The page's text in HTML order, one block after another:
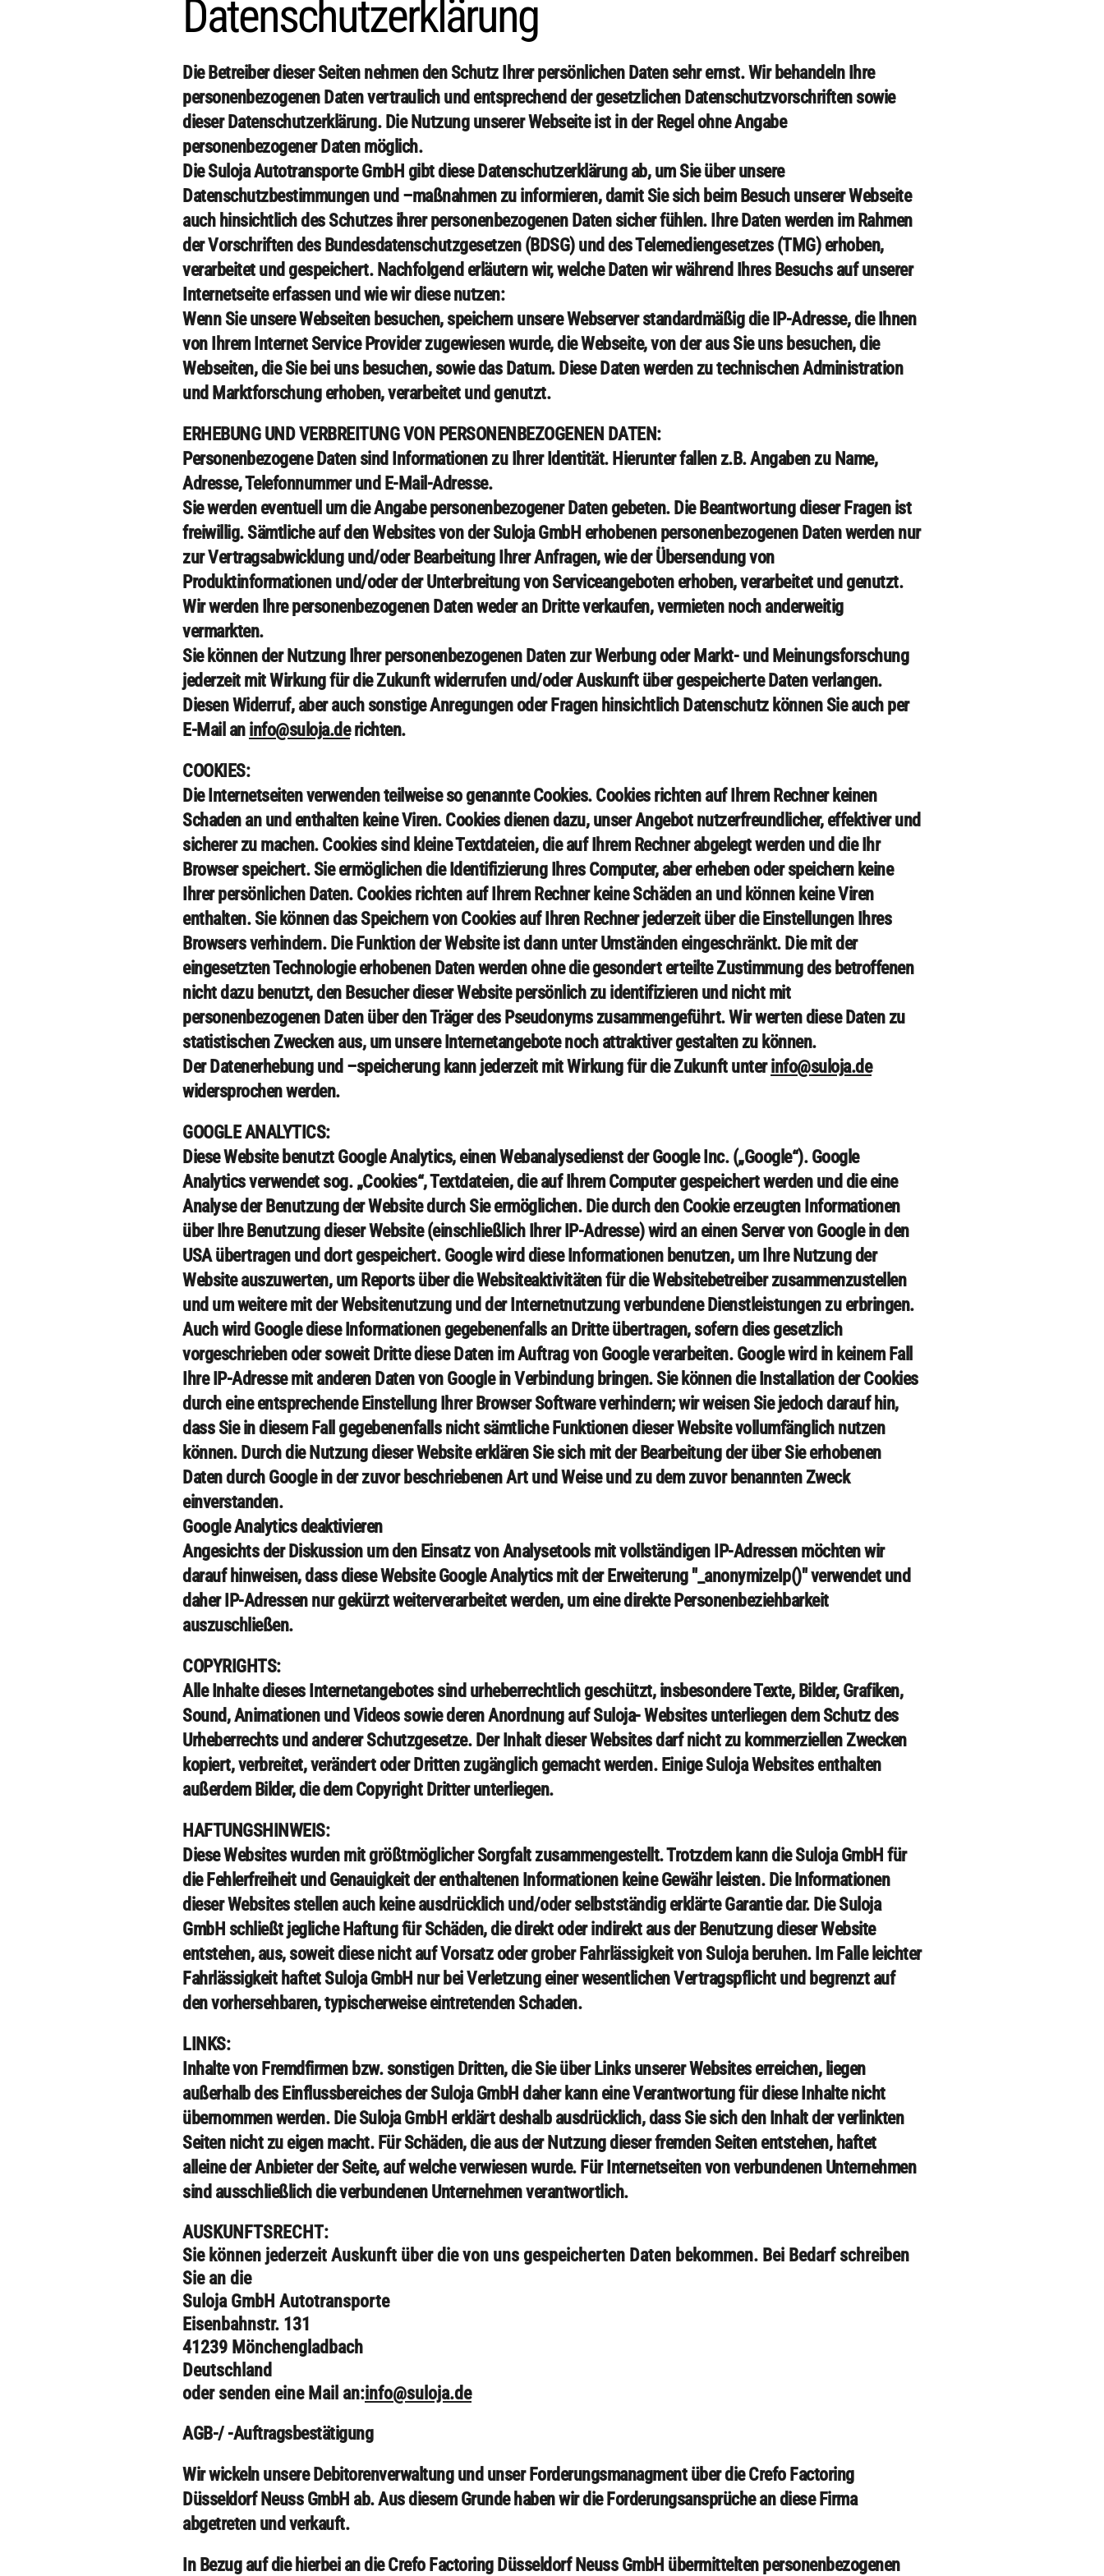
Datenschutzerklärung
Die Betreiber dieser Seiten nehmen den Schutz Ihrer persönlichen Daten sehr ernst. Wir behandeln Ihre
personenbezogenen Daten vertraulich und entsprechend der gesetzlichen Datenschutzvorschriften sowie
dieser Datenschutzerklärung. Die Nutzung unserer Webseite ist in der Regel ohne Angabe
personenbezogener Daten möglich.
Die Suloja Autotransporte GmbH gibt diese Datenschutzerklärung ab, um Sie über unsere
Datenschutzbestimmungen und –maßnahmen zu informieren, damit Sie sich beim Besuch unserer Webseite
auch hinsichtlich des Schutzes ihrer personenbezogenen Daten sicher fühlen. Ihre Daten werden im Rahmen
der Vorschriften des Bundesdatenschutzgesetzen (BDSG) und des Telemediengesetzes (TMG) erhoben,
verarbeitet und gespeichert. Nachfolgend erläutern wir, welche Daten wir während Ihres Besuchs auf unserer
Internetseite erfassen und wie wir diese nutzen:
Wenn Sie unsere Webseiten besuchen, speichern unsere Webserver standardmäßig die IP-Adresse, die Ihnen
von Ihrem Internet Service Provider zugewiesen wurde, die Webseite, von der aus Sie uns besuchen, die
Webseiten, die Sie bei uns besuchen, sowie das Datum. Diese Daten werden zu technischen Administration
und Marktforschung erhoben, verarbeitet und genutzt.
ERHEBUNG UND VERBREITUNG VON PERSONENBEZOGENEN DATEN:
Personenbezogene Daten sind Informationen zu Ihrer Identität. Hierunter fallen z.B. Angaben zu Name,
Adresse, Telefonnummer und E-Mail-Adresse.
Sie werden eventuell um die Angabe personenbezogener Daten gebeten. Die Beantwortung dieser Fragen ist
freiwillig. Sämtliche auf den Websites von der Suloja GmbH erhobenen personenbezogenen Daten werden nur
zur Vertragsabwicklung und/oder Bearbeitung Ihrer Anfragen, wie der Übersendung von
Produktinformationen und/oder der Unterbreitung von Serviceangeboten erhoben, verarbeitet und genutzt.
Wir werden Ihre personenbezogenen Daten weder an Dritte verkaufen, vermieten noch anderweitig
vermarkten.
Sie können der Nutzung Ihrer personenbezogenen Daten zur Werbung oder Markt- und Meinungsforschung
jederzeit mit Wirkung für die Zukunft widerrufen und/oder Auskunft über gespeicherte Daten verlangen.
Diesen Widerruf, aber auch sonstige Anregungen oder Fragen hinsichtlich Datenschutz können Sie auch per
E-Mail an info@suloja.derichten.
COOKIES:
Die Internetseiten verwenden teilweise so genannte Cookies. Cookies richten auf Ihrem Rechner keinen
Schaden an und enthalten keine Viren. Cookies dienen dazu, unser Angebot nutzerfreundlicher, effektiver und
sicherer zu machen. Cookies sind kleine Textdateien, die auf Ihrem Rechner abgelegt werden und die Ihr
Browser speichert. Sie ermöglichen die Identifizierung Ihres Computer, aber erheben oder speichern keine
Ihrer persönlichen Daten. Cookies richten auf Ihrem Rechner keine Schäden an und können keine Viren
enthalten. Sie können das Speichern von Cookies auf Ihren Rechner jederzeit über die Einstellungen Ihres
Browsers verhindern. Die Funktion der Website ist dann unter Umständen eingeschränkt. Die mit der
eingesetzten Technologie erhobenen Daten werden ohne die gesondert erteilte Zustimmung des betroffenen
nicht dazu benutzt, den Besucher dieser Website persönlich zu identifizieren und nicht mit
personenbezogenen Daten über den Träger des Pseudonyms zusammengeführt. Wir werten diese Daten zu
statistischen Zwecken aus, um unsere Internetangebote noch attraktiver gestalten zu können.
Der Datenerhebung und –speicherung kann jederzeit mit Wirkung für die Zukunft unterinfo@suloja.de
widersprochen werden.
GOOGLE ANALYTICS:
Diese Website benutzt Google Analytics, einen Webanalysedienst der Google Inc. („Google“). Google
Analytics verwendet sog. „Cookies“, Textdateien, die auf Ihrem Computer gespeichert werden und die eine
Analyse der Benutzung der Website durch Sie ermöglichen. Die durch den Cookie erzeugten Informationen
über Ihre Benutzung dieser Website (einschließlich Ihrer IP-Adresse) wird an einen Server von Google in den
USA übertragen und dort gespeichert. Google wird diese Informationen benutzen, um Ihre Nutzung der
Website auszuwerten, um Reports über die Websiteaktivitäten für die Websitebetreiber zusammenzustellen
und um weitere mit der Websitenutzung und der Internetnutzung verbundene Dienstleistungen zu erbringen.
Auch wird Google diese Informationen gegebenenfalls an Dritte übertragen, sofern dies gesetzlich
vorgeschrieben oder soweit Dritte diese Daten im Auftrag von Google verarbeiten. Google wird in keinem Fall
Ihre IP-Adresse mit anderen Daten von Google in Verbindung bringen. Sie können die Installation der Cookies
durch eine entsprechende Einstellung Ihrer Browser Software verhindern; wir weisen Sie jedoch darauf hin,
dass Sie in diesem Fall gegebenenfalls nicht sämtliche Funktionen dieser Website vollumfänglich nutzen
können. Durch die Nutzung dieser Website erklären Sie sich mit der Bearbeitung der über Sie erhobenen
Daten durch Google in der zuvor beschriebenen Art und Weise und zu dem zuvor benannten Zweck
einverstanden.
Google Analytics deaktivieren
Angesichts der Diskussion um den Einsatz von Analysetools mit vollständigen IP-Adressen möchten wir
darauf hinweisen, dass diese Website Google Analytics mit der Erweiterung "_anonymizeIp()" verwendet und
daher IP-Adressen nur gekürzt weiterverarbeitet werden, um eine direkte Personenbeziehbarkeit
auszuschließen.
COPYRIGHTS:
Alle Inhalte dieses Internetangebotes sind urheberrechtlich geschützt, insbesondere Texte, Bilder, Grafiken,
Sound, Animationen und Videos sowie deren Anordnung auf Suloja- Websites unterliegen dem Schutz des
Urheberrechts und anderer Schutzgesetze. Der Inhalt dieser Websites darf nicht zu kommerziellen Zwecken
kopiert, verbreitet, verändert oder Dritten zugänglich gemacht werden. Einige Suloja Websites enthalten
außerdem Bilder, die dem Copyright Dritter unterliegen.
HAFTUNGSHINWEIS:
Diese Websites wurden mit größtmöglicher Sorgfalt zusammengestellt. Trotzdem kann die Suloja GmbH für
die Fehlerfreiheit und Genauigkeit der enthaltenen Informationen keine Gewähr leisten. Die Informationen
dieser Websites stellen auch keine ausdrücklich und/oder selbstständig erklärte Garantie dar. Die Suloja
GmbH schließt jegliche Haftung für Schäden, die direkt oder indirekt aus der Benutzung dieser Website
entstehen, aus, soweit diese nicht auf Vorsatz oder grober Fahrlässigkeit von Suloja beruhen. Im Falle leichter
Fahrlässigkeit haftet Suloja GmbH nur bei Verletzung einer wesentlichen Vertragspflicht und begrenzt auf
den vorhersehbaren, typischerweise eintretenden Schaden.
LINKS:
Inhalte von Fremdfirmen bzw. sonstigen Dritten, die Sie über Links unserer Websites erreichen, liegen
außerhalb des Einflussbereiches der Suloja GmbH daher kann eine Verantwortung für diese Inhalte nicht
übernommen werden. Die Suloja GmbH erklärt deshalb ausdrücklich, dass Sie sich den Inhalt der verlinkten
Seiten nicht zu eigen macht. Für Schäden, die aus der Nutzung dieser fremden Seiten entstehen, haftet
alleine der Anbieter der Seite, auf welche verwiesen wurde. Für Internetseiten von verbundenen Unternehmen
sind ausschließlich die verbundenen Unternehmen verantwortlich.
AUSKUNFTSRECHT:
Sie können jederzeit Auskunft über die von uns gespeicherten Daten bekommen. Bei Bedarf schreiben
Sie an die
Suloja GmbH Autotransporte
Eisenbahnstr. 131
41239 Mönchengladbach
Deutschland
oder senden eine Mail an:info@suloja.de
AGB-/ -Auftragsbestätigung
Wir wickeln unsere Debitorenverwaltung und unser Forderungsmanagment über die Crefo Factoring
Düsseldorf Neuss GmbH ab. Aus diesem Grunde haben wir die Forderungsansprüche an diese Firma
abgetreten und verkauft.
In Bezug auf die hierbei an die Crefo Factoring Düsseldorf Neuss GmbH übermittelten personenbezogenen